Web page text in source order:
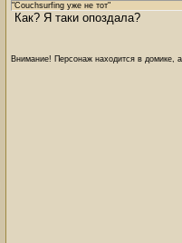
"Сouchsurfing уже не тот"
Как? Я таки опоздала?
Внимание! Персонаж находится в домике,